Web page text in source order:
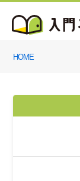
HOME